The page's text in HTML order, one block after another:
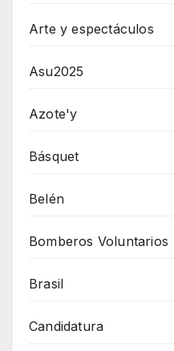
Arte y espectáculos
Asu2025
Azote'y
Básquet
Belén
Bomberos Voluntarios
Brasil
Candidatura